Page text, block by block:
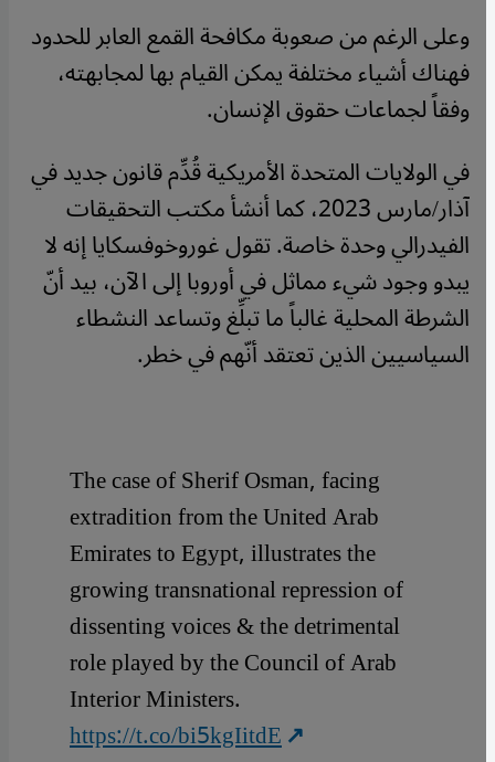
وعلى الرغم من صعوبة مكافحة القمع العابر للحدود
فهناك أشياء مختلفة يمكن القيام بها لمجابهته،
وفقاً لجماعات حقوق الإنسان.
في الولايات المتحدة الأمريكية قُدِّم قانون جديد في
آذار/مارس 2023، كما أنشأ مكتب التحقيقات
الفيدرالي وحدة خاصة. تقول غوروخوفسكايا إنه لا
يبدو وجود شيء مماثل في أوروبا إلى الآن، بيد أنّ
الشرطة المحلية غالباً ما تبلِّغ وتساعد النشطاء
السياسيين الذين تعتقد أنّهم في خطر.
The case of Sherif Osman, facing
extradition from the United Arab
Emirates to Egypt, illustrates the
growing transnational repression of
dissenting voices & the detrimental
role played by the Council of Arab
Interior Ministers.
https://t.co/bi5kgIitdE